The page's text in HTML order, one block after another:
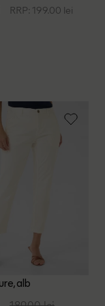
RRP: 199.00 lei
alb